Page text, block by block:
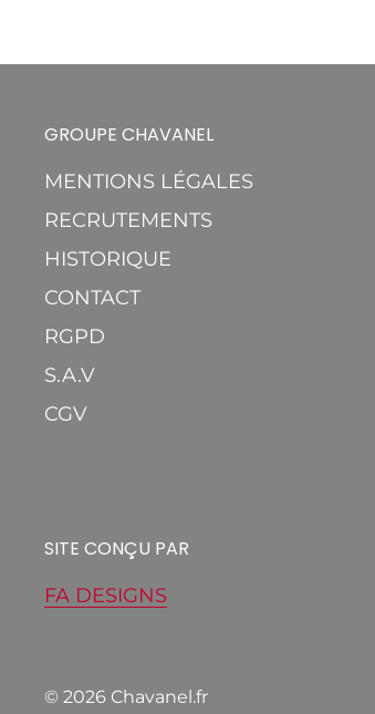
GROUPE CHAVANEL
MENTIONS LÉGALES
RECRUTEMENTS
HISTORIQUE
CONTACT
RGPD
S.A.V
CGV
SITE CONÇU PAR
FA DESIGNS
© 2026 Chavanel.fr